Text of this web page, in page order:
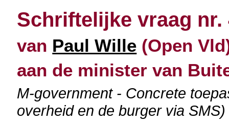
Schriftelijke vraag nr.
van Paul Wille (Open
aan de minister van
M-government - Concrete
overheid en de burger via SMS)